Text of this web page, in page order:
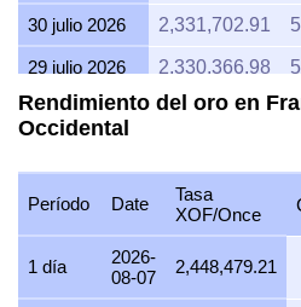
30 julio 2026 2,331,702.91
29 julio 2026 2,330,366.98
28 julio 2026 2,322,336.42
26 julio 2026 2,334,883.40
25 julio 2026 2,334,370.40
24 julio 2026 2,345,295.79
Rendimiento del oro en
Occidental
Período Date
Tasa
XOF/Once
1 día
2026-
08-07
2,448,479.21